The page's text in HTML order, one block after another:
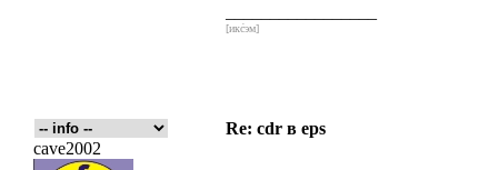
[икс́эм]
Re: cdr в eps
cave2002